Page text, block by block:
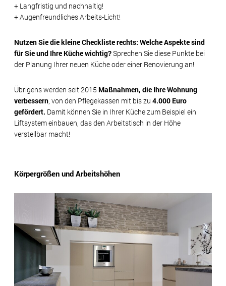
+ Langfristig und nachhaltig!
+ Augenfreundliches Arbeits-Licht!
Nutzen Sie die kleine Checkliste rechts: Welche Aspekte sind
für Sie und Ihre Küche wichtig?Sprechen Sie diese Punkte bei
der Planung Ihrer neuen Küche oder einer Renovierung an!
Übrigens werden seit 2015 Maßnahmen, die Ihre Wohnung
verbessern , von den Pflegekassen mit bis zu 4.000 Euro
gefördert. Damit können Sie in Ihrer Küche zum Beispiel ein
Liftsystem einbauen, das den Arbeitstisch in der Höhe
verstellbar macht!
Körpergrößen und Arbeitshöhen